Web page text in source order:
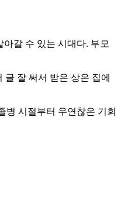
갈 수 있는 시대다. 부모
잘 써서 받은 상은 집에
병 시절부터 우연찮은 기회